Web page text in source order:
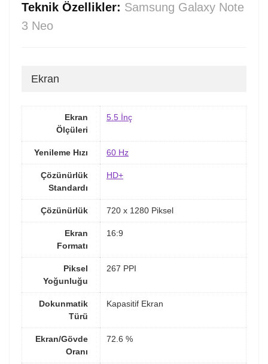
Teknik Özellikler: Samsung Galaxy Note
3 Neo
Ekran
Ekran
Ölçüleri
5.5 İnç
Yenileme Hızı 60 Hz
Çözünürlük
Standardı
HD+
Çözünürlük 720 x 1280 Piksel
Ekran
Formatı
16:9
Piksel
Yoğunluğu
267 PPI
Dokunmatik
Türü
Kapasitif Ekran
Ekran/Gövde
Oranı
72.6 %